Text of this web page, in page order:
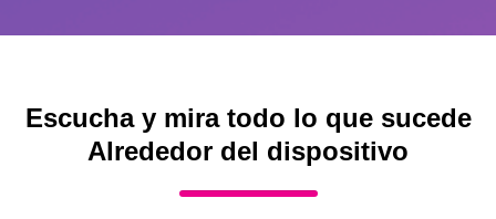
Escucha y mira todo lo que sucede
Alrededor del dispositivo